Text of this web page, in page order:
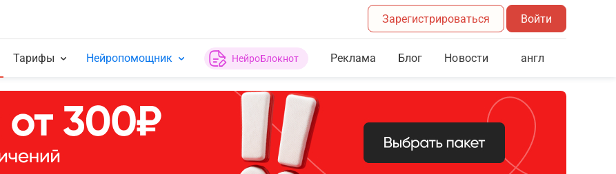
Зарегистрироваться Войти
Тарифы Нейропомощник НейроБлокнот Реклама Блог Новости англ